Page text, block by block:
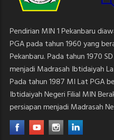
Pendirian MIN 1 Pekanbaru
PGA pada tahun 1960 yang
Pekanbaru. Pada tahun 1970
menjadi Madrasah Ibtidaiyah
Pada tahun 1987 MI Lat PGA
Ibtidaiyah Negeri Filial MIN
persiapan menjadi Madrasah